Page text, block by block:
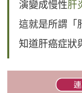
演變成慢性肝
這就是所謂「
知道肝癌症狀